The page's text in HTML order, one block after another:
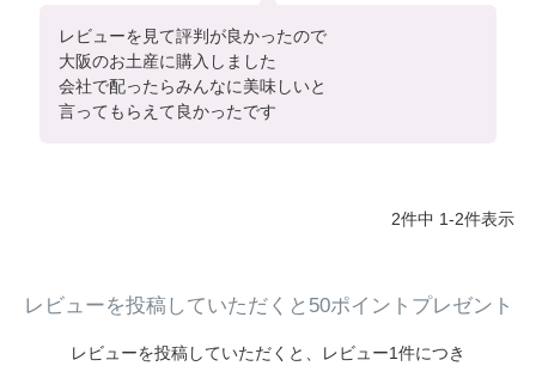
レビューを見て評判が良かったので
大阪のお土産に購入しました
会社で配ったらみんなに美味しいと
言ってもらえて良かったです
2件中 1-2件表示
レビューを投稿していただくと50ポイントプレゼント
レビューを投稿していただくと、
レビュー1件につき